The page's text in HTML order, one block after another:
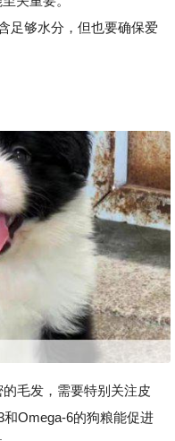
够水分，但也要确保爱
的毛发，需要特别关注皮
Omega-6的狗粮能促进